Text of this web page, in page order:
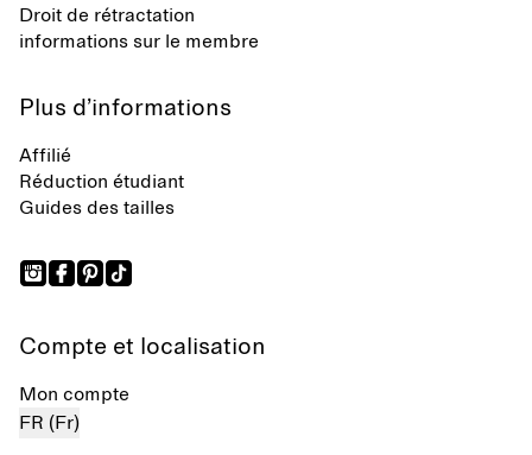
Droit de rétractation
informations sur le membre
Plus d’informations
Affilié
Réduction étudiant
Guides des tailles
Compte et localisation
Mon compte
FR (Fr)